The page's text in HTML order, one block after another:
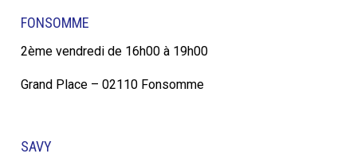
FONSOMME
2ème vendredi de 16h00 à 19h00
Grand Place – 02110 Fonsomme
SAVY